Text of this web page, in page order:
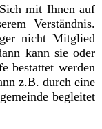
mit Ihnen auf
Verständnis.
nicht Mitglied
kann sie oder
bestattet werden
z.B. durch eine
begleitet